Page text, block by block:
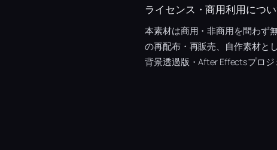
ライセンス・商用利用につ
本素材は商用・非商用を問わず
の再配布・再販売、自作素材と
背景透過版・After Effectsプロジ